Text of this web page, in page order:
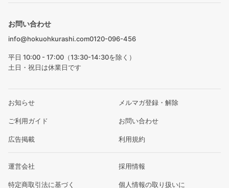
お問い合わせ
info@hokuohkurashi.com0120-096-456
平日 10:00 - 17:00（13:30-14:30を除く）
土日・祝日は休業日です
お知らせ メルマガ登録・解除
ご利用ガイド お問い合わせ
広告掲載 利用規約
運営会社 採用情報
特定商取引法に基づく 個人情報の取り扱いに